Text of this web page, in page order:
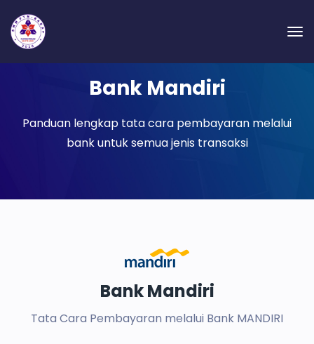
Bank Mandiri
Panduan lengkap tata cara pembayaran melalui
bank untuk semua jenis transaksi
Bank Mandiri
Tata Cara Pembayaran melalui Bank MANDIRI